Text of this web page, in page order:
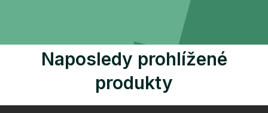
Naposledy prohlížené
produkty